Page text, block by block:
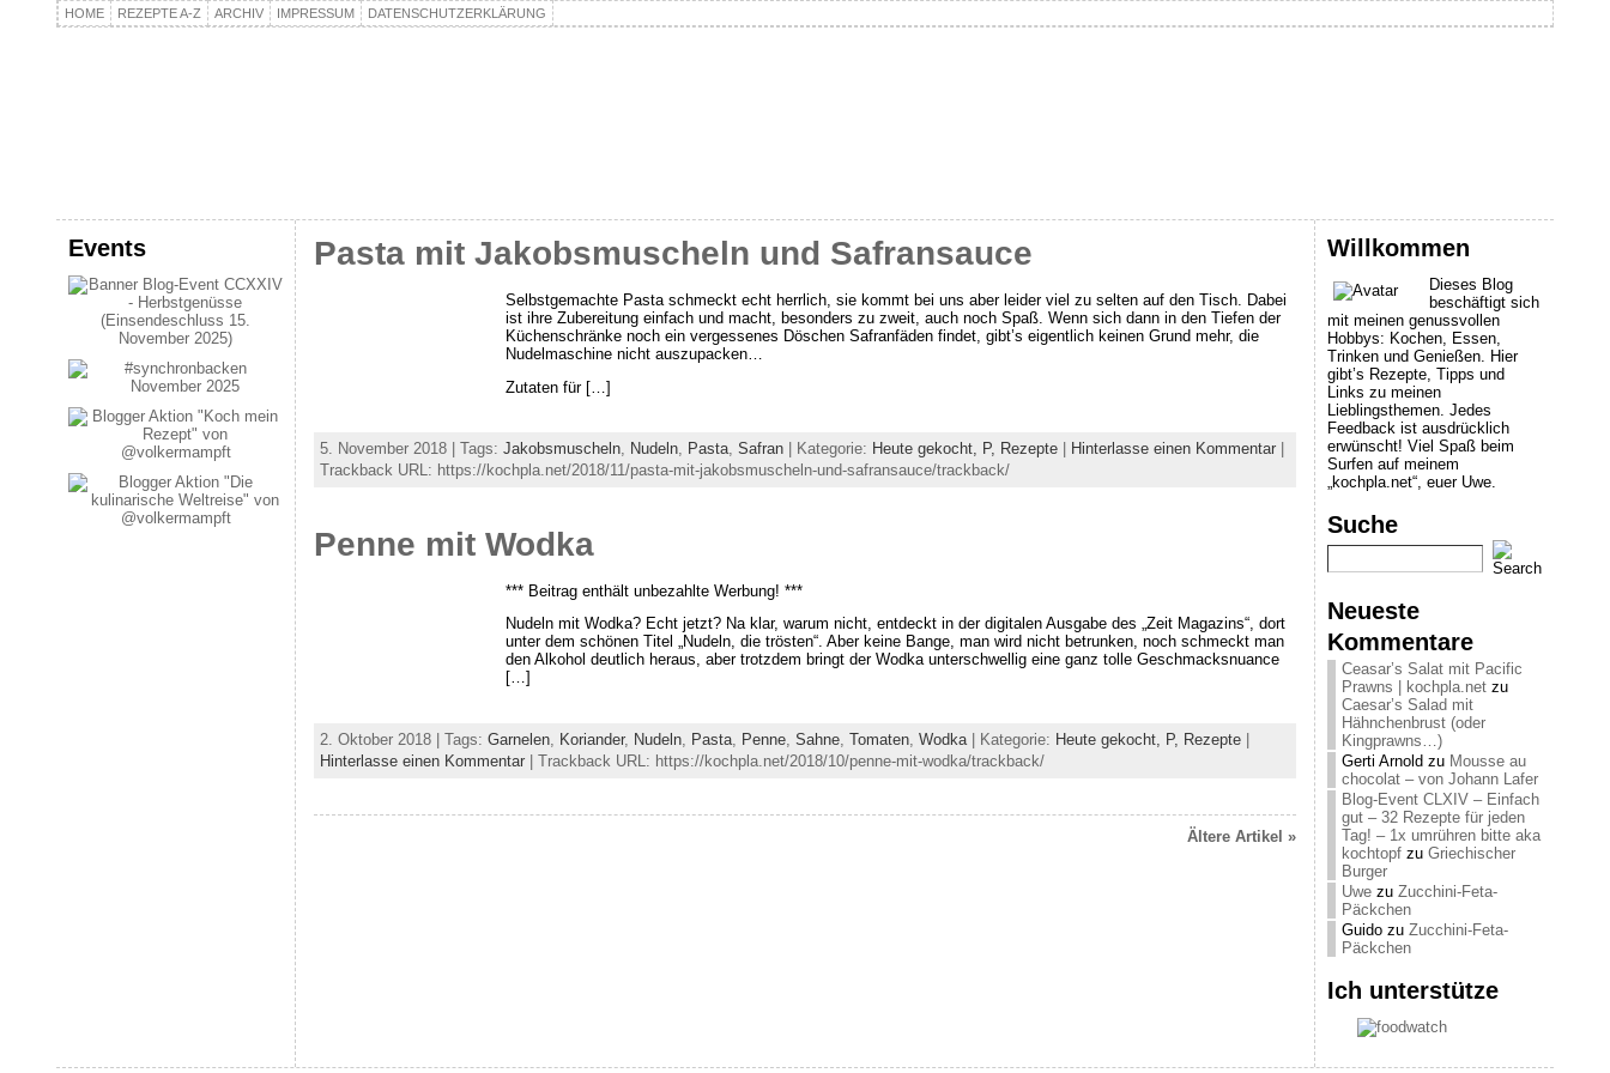
HOME REZEPTE A-Z ARCHIV IMPRESSUM DATENSCHUTZERKLÄRUNG
Events Pasta mit Jakobsmuscheln und Safransauce
Selbstgemachte Pasta schmeckt echt herrlich, sie kommt bei uns aber leider viel zu selten auf den Tisch. Dabei
ist ihre Zubereitung einfach und macht, besonders zu zweit, auch noch Spaß. Wenn sich dann in den Tiefen der
Küchenschränke noch ein vergessenes Döschen Safranfäden findet, gibt’s eigentlich keinen Grund mehr, die
Nudelmaschine nicht auszupacken…
Zutaten für […]
5. November 2018 | Tags: Jakobsmuscheln Nudeln Pasta Safran | Kategorie: Heute gekocht, P, Rezepte Hinterlasse einen Kommentar
Trackback URL: https://kochpla.net/2018/11/pasta-mit-jakobsmuscheln-und-safransauce/trackback/
Penne mit Wodka
*** Beitrag enthält unbezahlte Werbung! ***
Nudeln mit Wodka? Echt jetzt? Na klar, warum nicht, entdeckt in der digitalen Ausgabe des „Zeit Magazins“, dort
unter dem schönen Titel „Nudeln, die trösten“. Aber keine Bange, man wird nicht betrunken, noch schmeckt man
den Alkohol deutlich heraus, aber trotzdem bringt der Wodka unterschwellig eine ganz tolle Geschmacksnuance
[…]
2. Oktober 2018 | Tags: Garnelen Koriander, Nudeln Pasta Penne Sahne Tomaten Wodka | Kategorie: Heute gekocht, P, Rezepte |
Hinterlasse einen Kommentar | Trackback URL: https://kochpla.net/2018/10/penne-mit-wodka/trackback/
Ältere Artikel »
Willkommen
Dieses Blog
beschäftigt sich
mit meinen genussvollen
Hobbys: Kochen, Essen,
Trinken und Genießen. Hier
gibt’s Rezepte, Tipps und
Links zu meinen
Lieblingsthemen. Jedes
Feedback ist ausdrücklich
erwünscht! Viel Spaß beim
Surfen auf meinem
„kochpla.net“, euer Uwe.
Suche
Neueste
Kommentare
Ceasar’s Salat mit Pacific
Prawns | kochpla.net zu
Caesar’s Salad mit
Hähnchenbrust (oder
Kingprawns…)
Gerti Arnold zu Mousse au
chocolat – von Johann Lafer
Blog-Event CLXIV – Einfach
gut – 32 Rezepte für jeden
Tag! – 1x umrühren bitte aka
kochtopf zu Griechischer
Burger
Uwe zu Zucchini-Feta-
Päckchen
Guido zu Zucchini-Feta-
Päckchen
Ich unterstütze